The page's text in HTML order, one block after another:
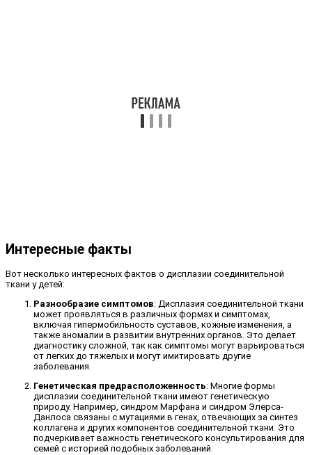
Интересные факты
Вот несколько интересных фактов о дисплазии соединительной
ткани у детей:
Разнообразие симптомов: Дисплазия соединительной ткани
может проявляться в различных формах и симптомах,
включая гипермобильность суставов, кожные изменения, а
также аномалии в развитии внутренних органов. Это делает
диагностику сложной, так как симптомы могут варьироваться
от легких до тяжелых и могут имитировать другие
заболевания.
Генетическая предрасположенность: Многие формы
дисплазии соединительной ткани имеют генетическую
природу. Например, синдром Марфана и синдром Элерса-
Данлоса связаны с мутациями в генах, отвечающих за синтез
коллагена и других компонентов соединительной ткани. Это
подчеркивает важность генетического консультирования для
семей с историей подобных заболеваний.